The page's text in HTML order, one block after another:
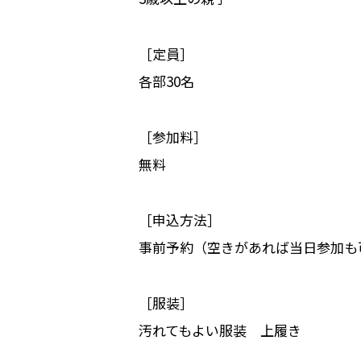
［定員］
各部30名
［参加料］
無料
［申込方法］
事前予約（空きがあれば当日参加
［服装］
汚れてもよい服装 上履き